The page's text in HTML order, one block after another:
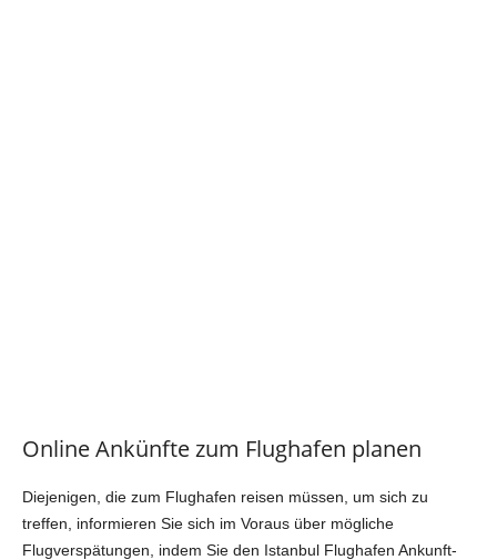
Online Ankünfte zum Flughafen planen
Diejenigen, die zum Flughafen reisen müssen, um sich zu
treffen, informieren Sie sich im Voraus über mögliche
Flugverspätungen, indem Sie den Istanbul Flughafen Ankunft-